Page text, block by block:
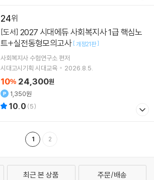
24
[도서]
트+실전동형모의고사 [개정21판]
사회복지사 수험연구소 편저
시대고시기획 시대교육
2026.8.5.
10% 24,300원
1,350원
10.0 (5)
1 2
최근 본 상품 주문/배송